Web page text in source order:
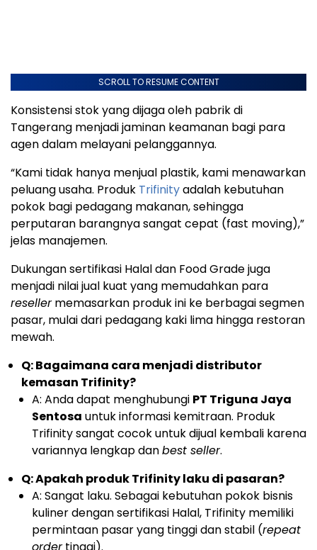
SCROLL TO RESUME CONTENT
Konsistensi stok yang dijaga oleh pabrik di
Tangerang menjadi jaminan keamanan bagi para
agen dalam melayani pelanggannya.
“Kami tidak hanya menjual plastik, kami menawarkan
peluang usaha. Produk Trifinityadalah kebutuhan
pokok bagi pedagang makanan, sehingga
perputaran barangnya sangat cepat (fast moving),”
jelas manajemen.
Dukungan sertifikasi Halal dan Food Grade juga
menjadi nilai jual kuat yang memudahkan para
resellermemasarkan produk ini ke berbagai segmen
pasar, mulai dari pedagang kaki lima hingga restoran
mewah.
Q: Bagaimana cara menjadi distributor
kemasan Trifinity?
A: Anda dapat menghubungi PT Triguna Jaya
Sentosa untuk informasi kemitraan. Produk
Trifinity sangat cocok untuk dijual kembali karena
variannya lengkap danbest seller.
Q: Apakah produk Trifinity laku di pasaran?
A: Sangat laku. Sebagai kebutuhan pokok bisnis
kuliner dengan sertifikasi Halal, Trifinity memiliki
permintaan pasar yang tinggi dan stabil (repeat